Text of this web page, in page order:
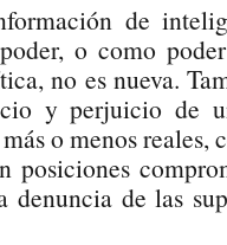
de
o como
no es nueva.
y perjuicio de
o menos
posiciones
denuncia de las